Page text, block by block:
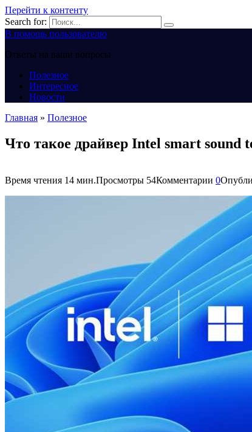
Перейти к контенту
Search for:
В помощь пользователю
Ответы на ваши вопросы
Полезное
Интересное
Новости
Главная » Полезное
Что такое драйвер Intel smart sound
Время чтения 14 мин.Просмотры 54Комментарии 0